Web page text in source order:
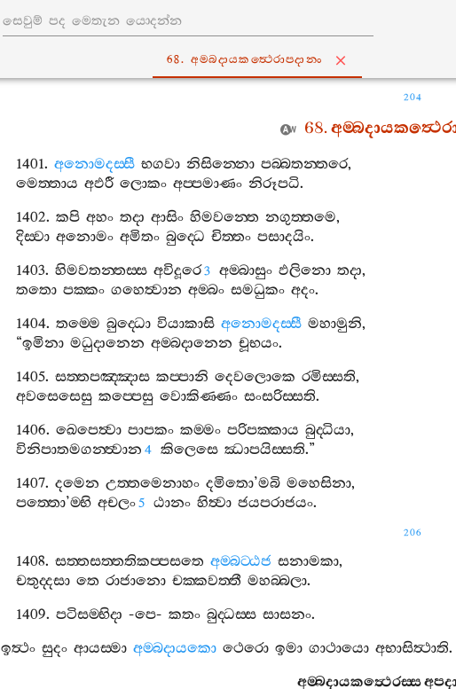
68. අම‍්බදායකත්‍ථෙරාපදානං
204
68.
1401.අනොමදස‍්සී භගවා නිසින‍්නො පබ‍්බතන‍්තරෙ,
මෙත‍්තාය අඵරී ලොකං අප‍්පමාණං නිරූපධි.
1402.කපි අහං තදා ආසිං හිමවන‍්තෙ නගුත‍්තමෙ,
දිස‍්වා අනොමං අමිතං බුද‍්ධෙ චිත‍්තං පසාදයිං.
1403.හිමවතන‍්තස‍්ස අවිදූරෙ3 අම‍්බාසුං ඵලිනො තදා,
තතො පක‍්කං ගහෙත්‍වාන අම‍්බං සමධුකං අදං.
1404.තම‍්මෙ බුද‍්ධො වියාකාසි අනොමදස‍්සී මහාමුනි,
“ඉමිනා මධුදානෙන අම‍්බදානෙන චූභයං.
1405.සත‍්තපඤ‍්ඤාස කප‍්පානි දෙවලොකෙ රමිස‍්සති,
අවසෙසෙසු කප‍්පෙසු වොකිණ‍්ණං සංසරිස‍්සති.
1406.ඛෙපෙත්‍වා පාපකං කම‍්මං පරිපක‍්කාය බුද‍්ධියා,
විනිපාතමගන‍්ත්‍වාන 4 කිලෙසෙ ඣාපයිස‍්සති.”
1407.දමෙන උත‍්තමෙනාහං දමිතො’මබි මහෙසිනා,
පත‍්තො’ම‍්භි අචලං5 ඨානං හිත්‍වා ජයපරාජයං.
206
1408.සත‍්තසත‍්තතිකප‍්පසතෙ අම‍්බට‍්ඨජ සනාමකා,
චතුද‍්දසා තෙ රාජානො චක‍්කවත‍්තී මහබ‍්බලා.
1409.පටිසම‍්භිදා -පෙ-කතං බුද‍්ධස‍්ස සාසනං.
ඉත්‍ථං සුදං ආයස‍්මා අම‍්බදායකො ථෙරො ඉමා ගාථායො අභාසිත්‍ථාති.
අම‍්බදායකත්‍ථෙරස‍්ස